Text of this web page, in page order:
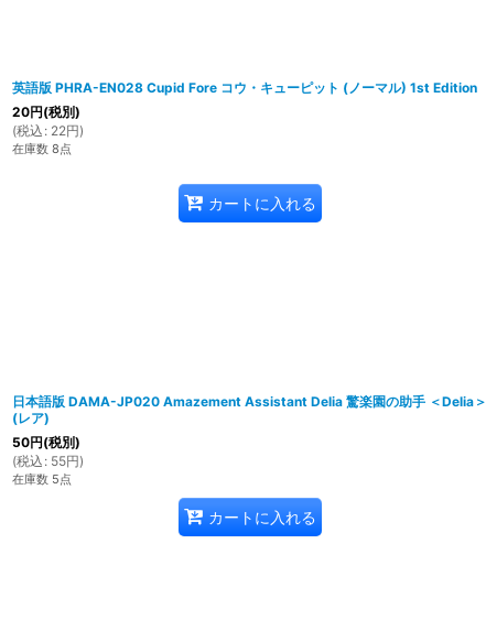
英語版 PHRA-EN028 Cupid Fore コウ・キューピット (ノーマル) 1st Edition
20円(税別)
(税込 : 22円)
在庫数 8点
カートに入れる
日本語版 DAMA-JP020 Amazement Assistant Delia 驚楽園の助手 ＜Delia＞
(レア)
50円(税別)
(税込 : 55円)
在庫数 5点
カートに入れる